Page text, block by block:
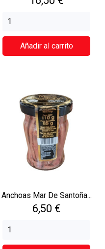
Añadir al carrito
Anchoas Mar De Santoña...
Precio
6,50 €